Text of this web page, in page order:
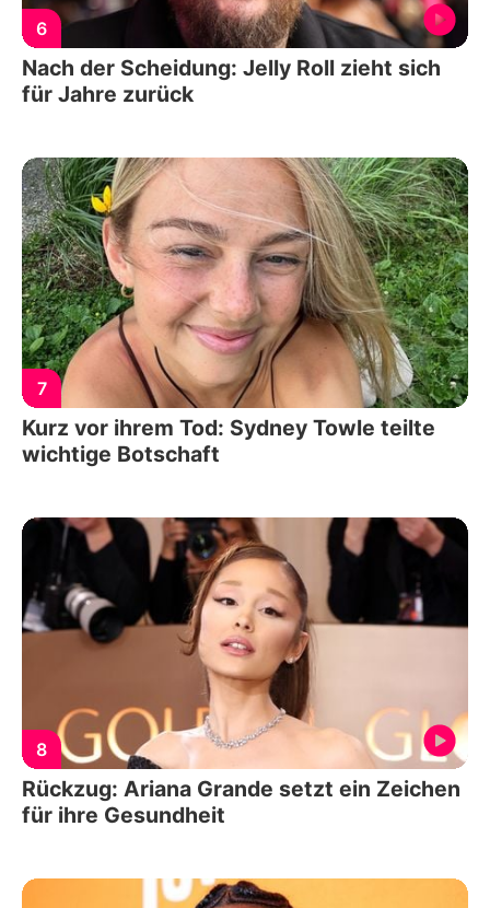
6
Nach der Scheidung: Jelly Roll zieht sich
für Jahre zurück
7
Kurz vor ihrem Tod: Sydney Towle teilte
wichtige Botschaft
8
Rückzug: Ariana Grande setzt ein Zeichen
für ihre Gesundheit